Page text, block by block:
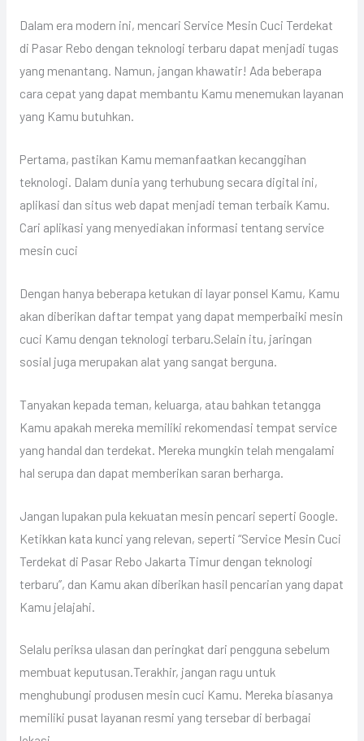
Dalam era modern ini, mencari Service Mesin Cuci Terdekat
di Pasar Rebo dengan teknologi terbaru dapat menjadi tugas
yang menantang. Namun, jangan khawatir! Ada beberapa
cara cepat yang dapat membantu Kamu menemukan layanan
yang Kamu butuhkan.
Pertama, pastikan Kamu memanfaatkan kecanggihan
teknologi. Dalam dunia yang terhubung secara digital ini,
aplikasi dan situs web dapat menjadi teman terbaik Kamu.
Cari aplikasi yang menyediakan informasi tentang service
mesin cuci
Dengan hanya beberapa ketukan di layar ponsel Kamu, Kamu
akan diberikan daftar tempat yang dapat memperbaiki mesin
cuci Kamu dengan teknologi terbaru.Selain itu, jaringan
sosial juga merupakan alat yang sangat berguna.
Tanyakan kepada teman, keluarga, atau bahkan tetangga
Kamu apakah mereka memiliki rekomendasi tempat service
yang handal dan terdekat. Mereka mungkin telah mengalami
hal serupa dan dapat memberikan saran berharga.
Jangan lupakan pula kekuatan mesin pencari seperti Google.
Ketikkan kata kunci yang relevan, seperti “Service Mesin Cuci
Terdekat di Pasar Rebo Jakarta Timur dengan teknologi
terbaru”, dan Kamu akan diberikan hasil pencarian yang dapat
Kamu jelajahi.
Selalu periksa ulasan dan peringkat dari pengguna sebelum
membuat keputusan.Terakhir, jangan ragu untuk
menghubungi produsen mesin cuci Kamu. Mereka biasanya
memiliki pusat layanan resmi yang tersebar di berbagai